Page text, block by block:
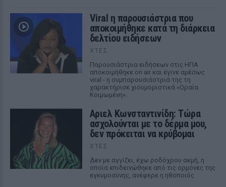
Viral η παρουσιάστρια που
αποκοιμήθηκε κατά τη διάρκεια
δελτίου ειδήσεων
ΧΤΕΣ
Παρουσιάστρια ειδήσεων στις ΗΠΑ
αποκοιμήθηκε on air και έγινε αμέσως
viral - η συμπαρουσιάστριά της τη
χαρακτήρισε χιουμοριστικά «Ωραία
Κοιμωμένη».
Αριελ Κωνσταντινίδη: Τώρα
ασχολούνται με το δέρμα μου,
δεν πρόκειται να κρύβομαι
ΧΤΕΣ
Δεν με αγγίζει, έχω ροδόχρου ακμή, η
οποία επιδεινώθηκε από τις ορμόνες της
εγκυμοσύνης, ανέφερε η ηθοποιός